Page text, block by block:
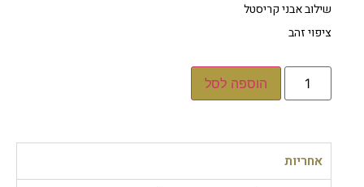
שילוב אבני קריסטל
ציפוי זהב
הוספה לסל
אחריות